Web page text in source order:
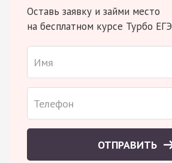
Оставь заявку и займи место
на бесплатном курсе Турбо ЕГЭ
ОТПРАВИТЬ